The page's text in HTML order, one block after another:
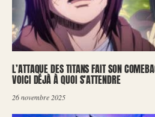
L’ATTAQUE DES TITANS FAIT SON
VOICI DÉJÀ À QUOI S’ATTENDRE
26 novembre 2025